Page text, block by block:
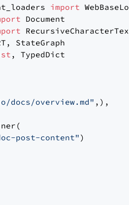
import
, TypedDict
overview.md" ,),
post-content" )